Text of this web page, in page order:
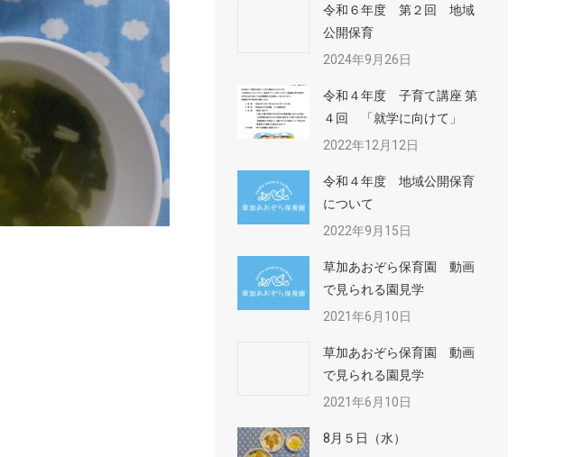
令和６年度 第２回 地域
公開保育
2024年9月26日
令和４年度 子育て講座 第
４回 「就学に向けて」
2022年12月12日
令和４年度 地域公開保育
について
2022年9月15日
草加あおぞら保育園 動画
で見られる園見学
2021年6月10日
草加あおぞら保育園 動画
で見られる園見学
2021年6月10日
8月５日（水）